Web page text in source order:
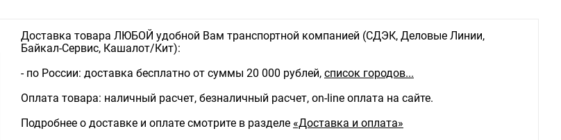
Доставка товара ЛЮБОЙ удобной Вам транспортной компанией (СДЭК, Деловые Линии,
Байкал-Сервис, Кашалот/Кит):
- по России: доставка бесплатно от суммы 20 000 рублей, список городов...
Оплата товара: наличный расчет, безналичный расчет, on-line оплата на сайте.
Подробнее о доставке и оплате смотрите в разделе «Доставка и оплата»